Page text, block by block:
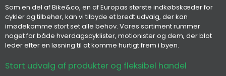
Som en del af Bike&co, en af Europas største indkøbskæder for
cykler og tilbehør, kan vi tilbyde et bredt udvalg, der kan
imødekomme stort set alle behov. Vores sortiment rummer
noget for både hverdagscyklister, motionister og dem, der blot
leder efter en løsning til at komme hurtigt frem i byen.
Stort udvalg af produkter og fleksibel handel